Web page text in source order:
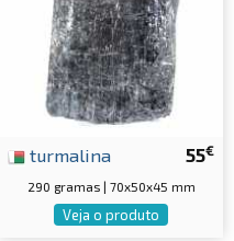
55€
turmalina
290 gramas | 70x50x45 mm
Veja o produto